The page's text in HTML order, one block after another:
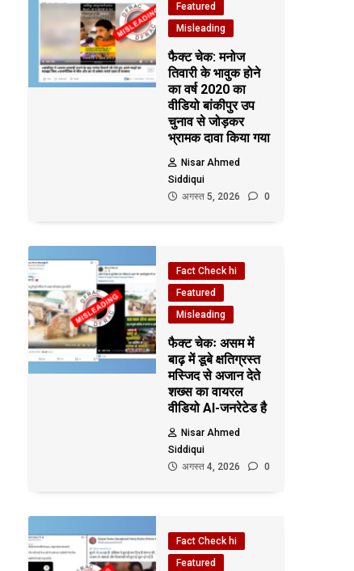
Featured
Misleading
फैक्ट चेक: मनोज
तिवारी के भावुक होने
का वर्ष 2020 का
वीडियो बांकीपुर उप
चुनाव से जोड़कर
भ्रामक दावा किया गया
Nisar Ahmed
Siddiqui
अगस्त 5, 2026
0
Fact Check hi
Featured
Misleading
फैक्ट चेकः असम में
बाढ़ में डूबे क्षतिग्रस्त
मस्जिद से अजान देते
शख्स का वायरल
वीडियो AI-जनरेटेड है
Nisar Ahmed
Siddiqui
अगस्त 4, 2026
0
Fact Check hi
Featured